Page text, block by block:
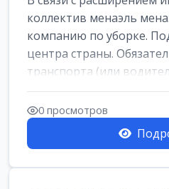
коллектив менаэль
компанию по уборке.
центра страны.
транспорта (или
уровень и...
0 просмотров